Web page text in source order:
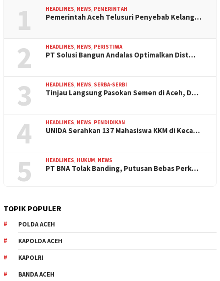
1 HEADLINES, NEWS, PEMERINTAH
Pemerintah Aceh Telusuri Penyebab Kelang…
2 HEADLINES, NEWS, PERISTIWA
PT Solusi Bangun Andalas Optimalkan Dist…
3 HEADLINES, NEWS, SERBA-SERBI
Tinjau Langsung Pasokan Semen di Aceh, D…
4 HEADLINES, NEWS, PENDIDIKAN
UNIDA Serahkan 137 Mahasiswa KKM di Keca…
5 HEADLINES, HUKUM, NEWS
PT BNA Tolak Banding, Putusan Bebas Perk…
TOPIK POPULER
POLDA ACEH
KAPOLDA ACEH
KAPOLRI
BANDA ACEH